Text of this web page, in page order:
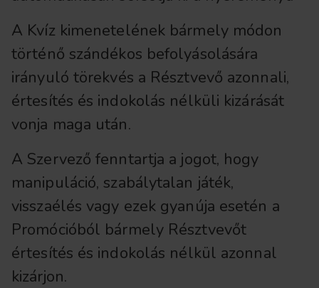
A Kvíz kimenetelének bármely módon
történő szándékos befolyásolására
irányuló törekvés a Résztvevő azonnali,
értesítés és indokolás nélküli kizárását
vonja maga után.
A Szervező fenntartja a jogot, hogy
manipuláció, szabálytalan játék,
visszaélés vagy ezek gyanúja esetén a
Promócióból bármely Résztvevőt
értesítés és indokolás nélkül azonnal
kizárjon.